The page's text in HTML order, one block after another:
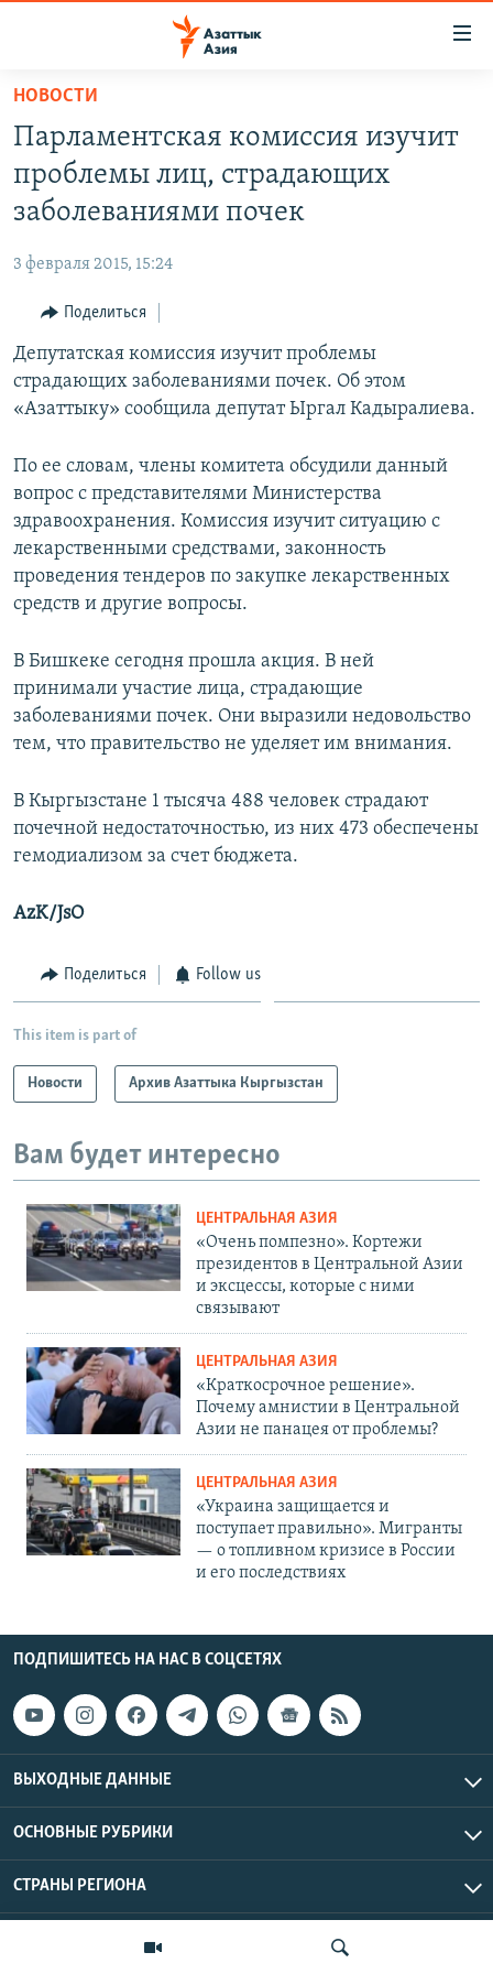
Вернуться
основному
содержанию
Вернутся
главной
навигации
Вернутся
поиску
КАЗАХСТАН
КЫРГЫЗСТАН
ТАДЖИКИСТАН
НОВОСТИ
ВОЙНА В УКРАИНЕ
ҚАЗАҚША
КЫРГЫЗЧА
ЎЗБЕКЧА
ТОҶИКӢ
Все сайты РСЕ/РС
НОВОСТИ
Парламентская комиссия изучит
проблемы лиц, страдающих
заболеваниями почек
3 февраля 2015, 15:24
Поделиться
Депутатская комиссия изучит проблемы
страдающих заболеваниями почек. Об этом
«Азаттыку» сообщила депутат Ыргал Кадыралиева.
По ее словам, члены комитета обсудили данный
вопрос с представителями Министерства
здравоохранения. Комиссия изучит ситуацию с
лекарственными средствами, законность
проведения тендеров по закупке лекарственных
средств и другие вопросы.
В Бишкеке сегодня прошла акция. В ней
принимали участие лица, страдающие
заболеваниями почек. Они выразили недовольство
тем, что правительство не уделяет им внимания.
В Кыргызстане 1 тысяча 488 человек страдают
почечной недостаточностью, из них 473 обеспечены
гемодиализом за счет бюджета.
AzK/JsO
Поделиться Follow us
This item is part of
Новости Архив Азаттыка Кыргызстан
Вам будет интересно
ЦЕНТРАЛЬНАЯ АЗИЯ
«Очень помпезно». Кортежи
президентов в Центральной Азии
и эксцессы, которые с ними
связывают
ЦЕНТРАЛЬНАЯ АЗИЯ
«Краткосрочное решение».
Почему амнистии в Центральной
Азии не панацея от проблемы?
ЦЕНТРАЛЬНАЯ АЗИЯ
«Украина защищается и
поступает правильно». Мигранты
— о топливном кризисе в России
и его последствиях
ПОДПИШИТЕСЬ НА НАС В СОЦСЕТЯХ
ВЫХОДНЫЕ ДАННЫЕ
ОСНОВНЫЕ РУБРИКИ
СТРАНЫ РЕГИОНА
Азаттык Азия © 2026 RFE/RL, Inc. | Все права защищены.